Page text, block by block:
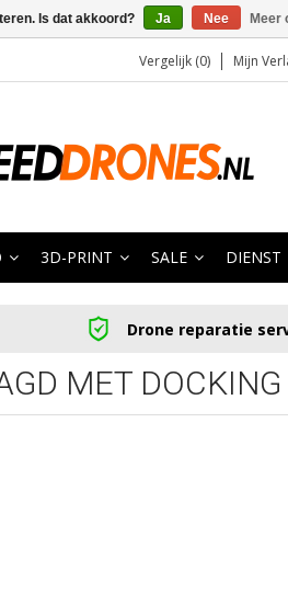
Vergelijk (0) Mijn
3D-PRINT SALE DIENST
Drone reparatie
MET
Is dat akkoord? Ja Nee Meer